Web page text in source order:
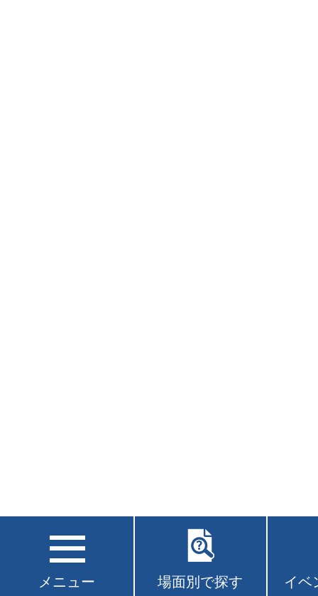
メニュー 場面別で探す イベ